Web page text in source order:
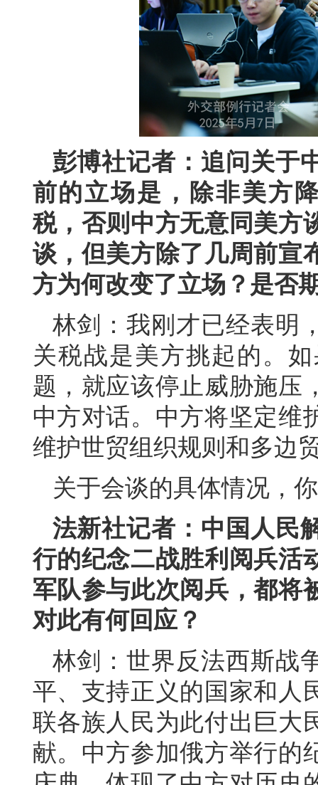
彭博社记者：追问关于
前的立场是，除非美方
税，否则中方无意同美方
谈，但美方除了几周前宣
方为何改变了立场？是否
林剑：我刚才已经表明
关税战是美方挑起的。
题，就应该停止威胁施压
中方对话。中方将坚定维
维护世贸组织规则和多边
关于会谈的具体情况，
法新社记者：中国人民
行的纪念二战胜利阅兵活
军队参与此次阅兵，都将
对此有何回应？
林剑：世界反法西斯战
平、支持正义的国家和人
联各族人民为此付出巨大
献。中方参加俄方举行的